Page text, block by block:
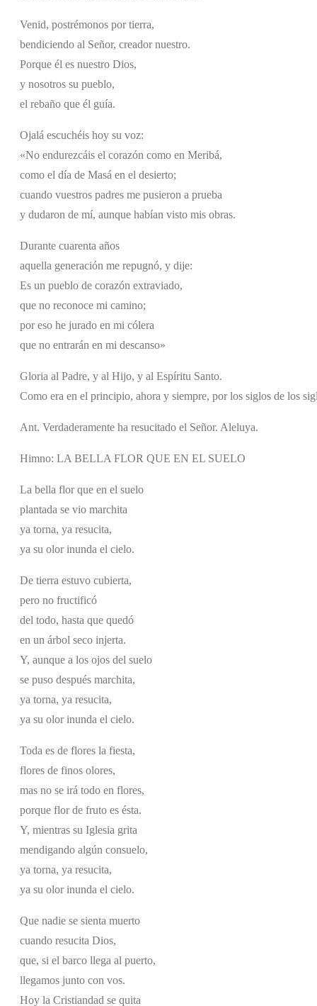
Venid, postrémonos por tierra,
bendiciendo al Señor, creador nuestro.
Porque él es nuestro Dios,
y nosotros su pueblo,
el rebaño que él guía.
Ojalá escuchéis hoy su voz:
«No endurezcáis el corazón como en Meribá,
como el día de Masá en el desierto;
cuando vuestros padres me pusieron a prueba
y dudaron de mí, aunque habían visto mis obras.
Durante cuarenta años
aquella generación me repugnó, y dije:
Es un pueblo de corazón extraviado,
que no reconoce mi camino;
por eso he jurado en mi cólera
que no entrarán en mi descanso»
Gloria al Padre, y al Hijo, y al Espíritu Santo.
Como era en el principio, ahora y siempre, por los siglos de los
Ant. Verdaderamente ha resucitado el Señor. Aleluya.
Himno: LA BELLA FLOR QUE EN EL SUELO
La bella flor que en el suelo
plantada se vio marchita
ya torna, ya resucita,
ya su olor inunda el cielo.
De tierra estuvo cubierta,
pero no fructificó
del todo, hasta que quedó
en un árbol seco injerta.
Y, aunque a los ojos del suelo
se puso después marchita,
ya torna, ya resucita,
ya su olor inunda el cielo.
Toda es de flores la fiesta,
flores de finos olores,
mas no se irá todo en flores,
porque flor de fruto es ésta.
Y, mientras su Iglesia grita
mendigando algún consuelo,
ya torna, ya resucita,
ya su olor inunda el cielo.
Que nadie se sienta muerto
cuando resucita Dios,
que, si el barco llega al puerto,
llegamos junto con vos.
Hoy la Cristiandad se quita